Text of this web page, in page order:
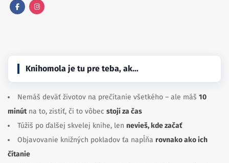
Knihomola je tu pre teba, ak…
Nemáš deväť životov na prečítanie všetkého – ale máš 10
minútna to, zistiť, či to vôbec stojí za čas
Túžiš po ďalšej skvelej knihe, len nevieš, kde začať
Objavovanie knižných pokladov ťa napĺňa rovnako ako ich
čítanie